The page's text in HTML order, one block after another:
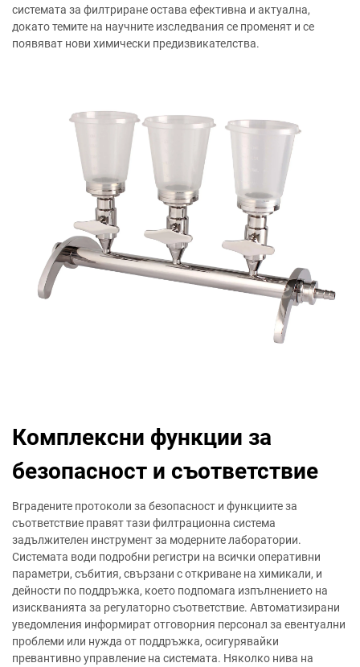
системата за филтриране остава ефективна и актуална,
докато темите на научните изследвания се променят и се
появяват нови химически предизвикателства.
Комплексни функции за
безопасност и съответствие
Вградените протоколи за безопасност и функциите за
съответствие правят тази филтрационна система
задължителен инструмент за модерните лаборатории.
Системата води подробни регистри на всички оперативни
параметри, събития, свързани с откриване на химикали, и
дейности по поддръжка, което подпомага изпълнението на
изискванията за регулаторно съответствие. Автоматизирани
уведомления информират отговорния персонал за евентуални
проблеми или нужда от поддръжка, осигурявайки
превантивно управление на системата. Няколко нива на